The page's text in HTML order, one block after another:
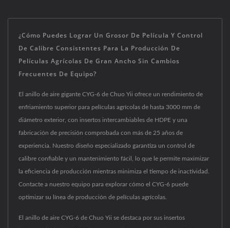
¿Cómo Puedes Lograr Un Grosor De Película Y Control
De Calibre Consistentes Para La Producción De
Películas Agrícolas De Gran Ancho Sin Cambios
Frecuentes De Equipo?
El anillo de aire gigante CYG-6 de Chuo Yii ofrece un rendimiento de
enfriamiento superior para películas agrícolas de hasta 3000 mm de
diámetro exterior, con insertos intercambiables de HDPE y una
fabricación de precisión comprobada con más de 25 años de
experiencia. Nuestro diseño especializado garantiza un control de
calibre confiable y un mantenimiento fácil, lo que le permite maximizar
la eficiencia de producción mientras minimiza el tiempo de inactividad.
Contacte a nuestro equipo para explorar cómo el CYG-6 puede
optimizar su línea de producción de películas agrícolas.
El anillo de aire CYG-6 de Chuo Yii se destaca por sus insertos